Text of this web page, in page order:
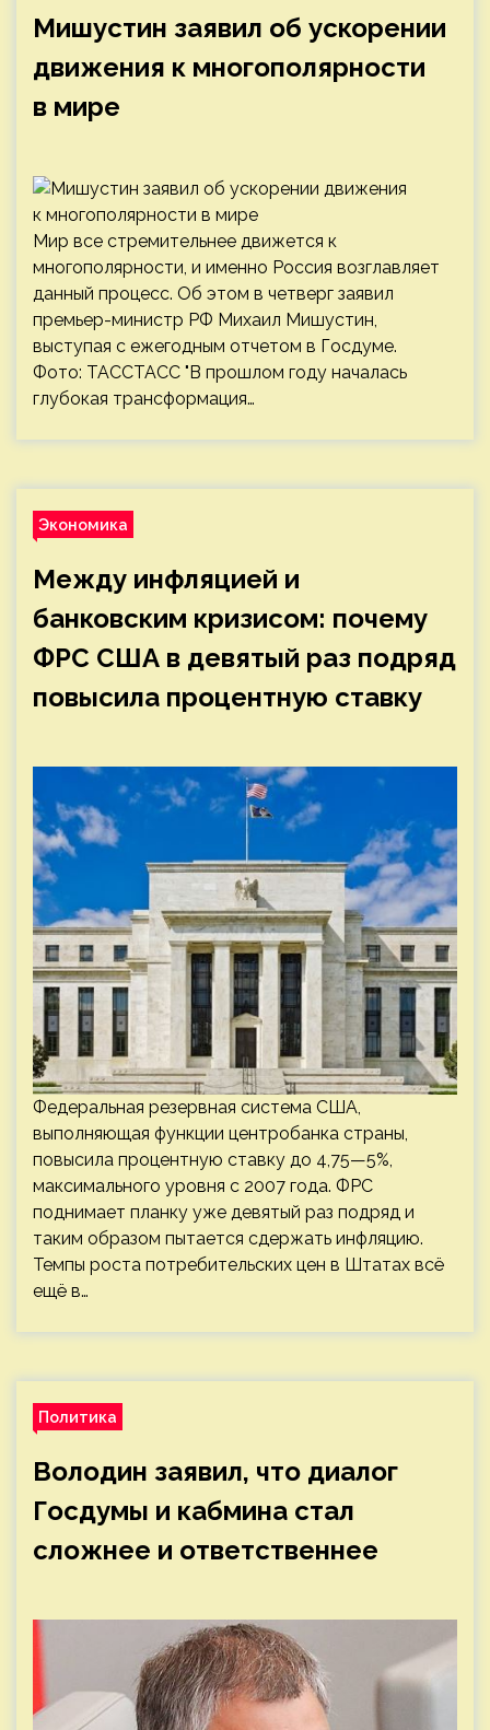
Мишустин заявил об ускорении
движения к многополярности
в мире
Мир все стремительнее движется к
многополярности, и именно Россия возглавляет
данный процесс. Об этом в четверг заявил
премьер-министр РФ Михаил Мишустин,
выступая с ежегодным отчетом в Госдуме.
Фото: ТАССТАСС "В прошлом году началась
глубокая трансформация…
Экономика
Между инфляцией и
банковским кризисом: почему
ФРС США в девятый раз подряд
повысила процентную ставку
Федеральная резервная система США,
выполняющая функции центробанка страны,
повысила процентную ставку до 4,75—5%,
максимального уровня с 2007 года. ФРС
поднимает планку уже девятый раз подряд и
таким образом пытается сдержать инфляцию.
Темпы роста потребительских цен в Штатах всё
ещё в…
Политика
Володин заявил, что диалог
Госдумы и кабмина стал
сложнее и ответственнее